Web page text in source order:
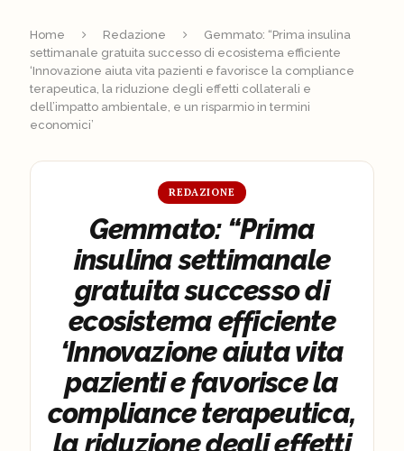
Home Redazione
Gemmato: “Prima insulina
settimanale gratuita successo di ecosistema efficiente
‘Innovazione aiuta vita pazienti e favorisce la compliance
terapeutica, la riduzione degli effetti collaterali e
dell’impatto ambientale, e un risparmio in termini
economici’
REDAZIONE
Gemmato: “Prima
insulina settimanale
gratuita successo di
ecosistema efficiente
‘Innovazione aiuta vita
pazienti e favorisce la
compliance terapeutica,
la riduzione degli effetti